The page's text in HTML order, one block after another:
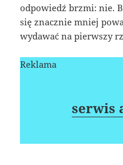
odpowiedź brzmi: nie.
się znacznie mniej
wydawać na pierwszy
Reklama
serwis